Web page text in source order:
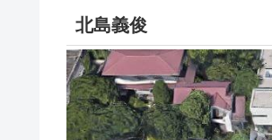
北島義俊